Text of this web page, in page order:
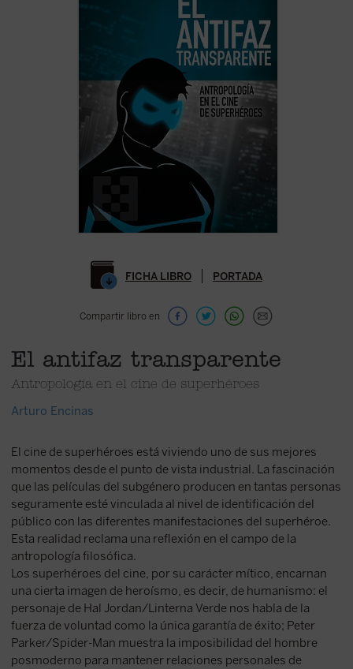
FICHA LIBRO PORTADA
Compartir libro en
El antifaz transparente
Antropología en el cine de superhéroes
Arturo Encinas
El cine de superhéroes está viviendo uno de sus mejores
momentos desde el punto de vista industrial. La fascinación
que las películas del subgénero producen en tantas personas
seguramente esté vinculada al nivel de identificación del
público con las diferentes manifestaciones del superhéroe.
Esta realidad reclama una reflexión en el campo de la
antropología filosófica.
Los superhéroes del cine, por su carácter mítico, encarnan
una cierta imagen de heroísmo, es decir, de humanismo: el
personaje de Hal Jordan/Linterna Verde nos habla de la
fuerza de voluntad como la única garantía de éxito; Peter
Parker/Spider-Man muestra la imposibilidad del hombre
posmoderno para mantener relaciones personales de